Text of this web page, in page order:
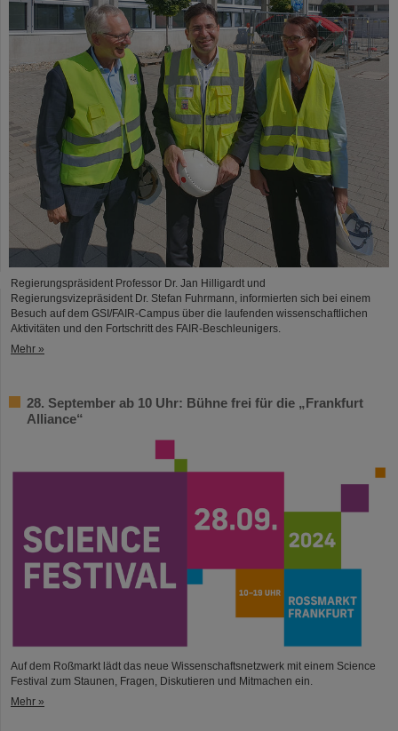
Regierungspräsident Professor Dr. Jan Hilligardt und
Regierungsvizepräsident Dr. Stefan Fuhrmann, informierten sich bei einem
Besuch auf dem GSI/FAIR-Campus über die laufenden wissenschaftlichen
Aktivitäten und den Fortschritt des FAIR-Beschleunigers.
Mehr »
28. September ab 10 Uhr: Bühne frei für die „Frankfurt
Alliance“
Auf dem Roßmarkt lädt das neue Wissenschaftsnetzwerk mit einem Science
Festival zum Staunen, Fragen, Diskutieren und Mitmachen ein.
Mehr »